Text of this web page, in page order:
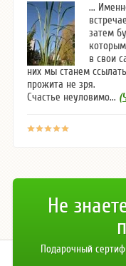
...
затем
в свои
них мы станем
прожита не зря.
Счастье неуловимо...
Не
Подарочный